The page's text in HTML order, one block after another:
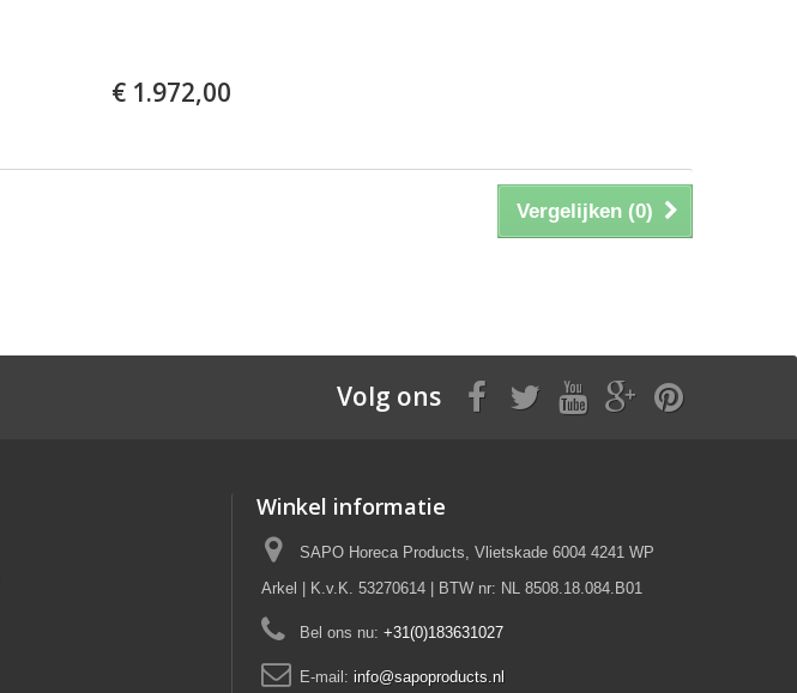
€ 1.972,00
Vergelijken (0)
Volg ons
Winkel informatie
SAPO Horeca Products, Vlietskade 6004 4241 WP
Arkel | K.v.K. 53270614 | BTW nr: NL 8508.18.084.B01
Bel ons nu: +31(0)183631027
E-mail: info@sapoproducts.nl